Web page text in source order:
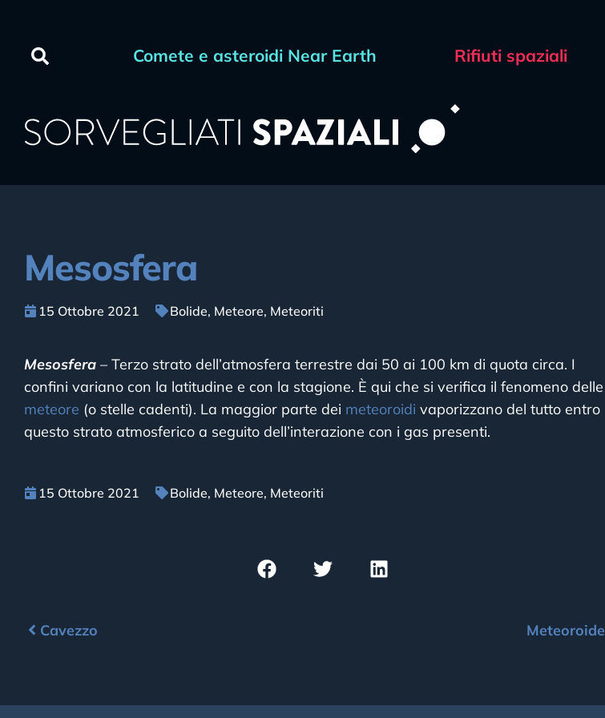
Comete e asteroidi Near Earth Rifiuti spaziali
Mesosfera
15 Ottobre 2021 Bolide, Meteore, Meteoriti
Mesosfera – Terzo strato dell’atmosfera terrestre dai 50 ai 100 km di quota circa. I
confini variano con la latitudine e con la stagione. È qui che si verifica il fenomeno delle
meteore (o stelle cadenti). La maggior parte dei meteoroidi vaporizzano del tutto entro
questo strato atmosferico a seguito dell’interazione con i gas presenti.
15 Ottobre 2021 Bolide, Meteore, Meteoriti
Cavezzo Meteoroide